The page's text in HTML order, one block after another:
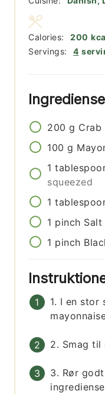
Servings: 4
Calories: 200
200 g Crab
100 g
1
squeezed
1
1 pinch Salt
1 pinch
1. I en stor
2. Smag til
3. Rør